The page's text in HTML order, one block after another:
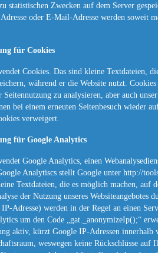
statistischen Zwecken auf dem Server
Adresse oder E-Mail-Adresse werden
für Cookies
Cookies. Das sind kleine Textdateien,
während er die Website nutzt.
Seitennutzung zu analysieren, aber auch
bei einem erneuten Seitenbesuch wieder
verweigert.
für Google Analytics
Google Analytics, einen
Analytiscs stellt Google unter http://
Textdateien, die es möglich machen, auf
der Nutzung unseres
Adresse) werden in der Regel an einen
um den Code „gat._anonymizeIp();“
aktiv, kürzt Google IP-Adressen innerhalb
weswegen keine Rückschlüsse